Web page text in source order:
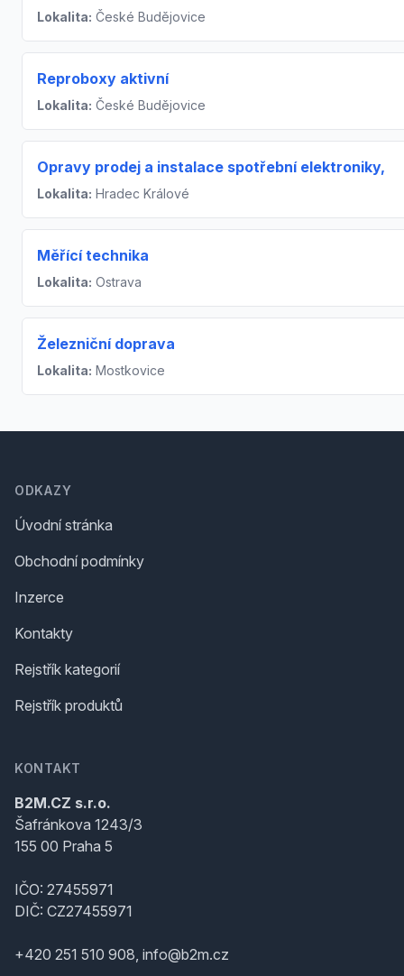
Lokalita: České Budějovice
Reproboxy aktivní
Lokalita: České Budějovice
Opravy prodej a instalace spotřební elektroniky,
Lokalita: Hradec Králové
Měřící technika
Lokalita: Ostrava
Železniční doprava
Lokalita: Mostkovice
ODKAZY
Úvodní stránka
Obchodní podmínky
Inzerce
Kontakty
Rejstřík kategorií
Rejstřík produktů
KONTAKT
B2M.CZ s.r.o.
Šafránkova 1243/3
155 00 Praha 5
IČO: 27455971
DIČ: CZ27455971
+420 251 510 908, info@b2m.cz